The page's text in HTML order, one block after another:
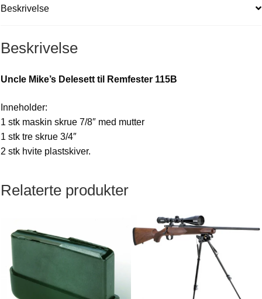
Beskrivelse
Beskrivelse
Uncle Mike’s Delesett til Remfester 115B
Inneholder:
1 stk maskin skrue 7/8″ med mutter
1 stk tre skrue 3/4″
2 stk hvite plastskiver.
Relaterte produkter